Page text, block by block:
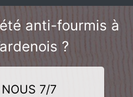
anti-fourmis à
?
7/7